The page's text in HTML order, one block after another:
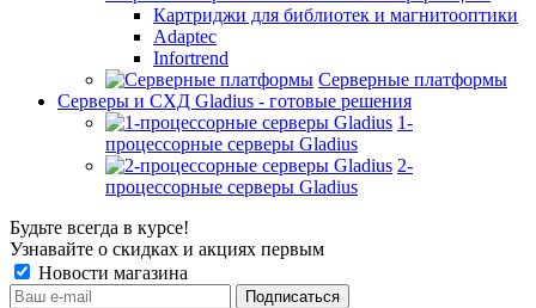
Картриджи для библиотек и магнитооптики
Adaptec
Infortrend
Серверные платформы
Серверы и СХД Gladius - готовые решения
1-
процессорные серверы Gladius
2-
процессорные серверы Gladius
Будьте всегда в курсе!
Узнавайте о скидках и акциях первым
Новости магазина